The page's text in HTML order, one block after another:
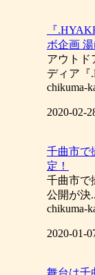
『
ボ企画
アウトド
ディア『
chikuma-
2020-02-
千曲市
定！
千曲市で
公開が決
chikuma-
2020-01-